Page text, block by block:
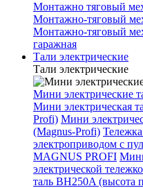
Монтажно тяговый
Монтажно-тяговый
Монтажно-тяговый
гаражная
Тали электрические
Тали электрические
Мини электрические
Мини электрическая
Profi) Мини
(Magnus-Profi)
электроприводом с
MAGNUS PROFI
электрической
таль BH250A (высота